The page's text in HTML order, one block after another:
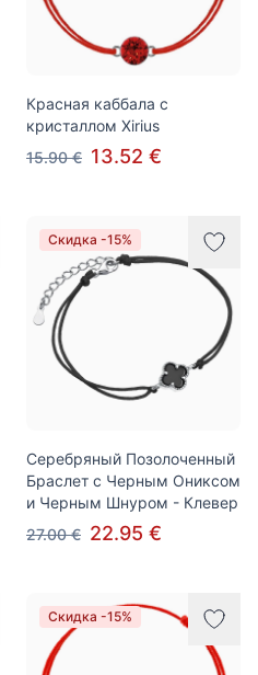
Красная каббала с
кристаллом Xirius
15.90 € 13.52 €
Скидка -15%
Серебряный Позолоченный
Браслет с Черным Ониксом
и Черным Шнуром - Клевер
27.00 € 22.95 €
Скидка -15%